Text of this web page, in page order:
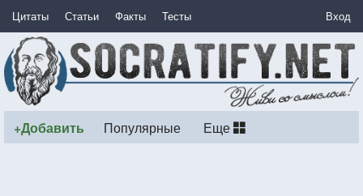
Цитаты Статьи Факты Тесты Вход
+Добавить Популярные Еще